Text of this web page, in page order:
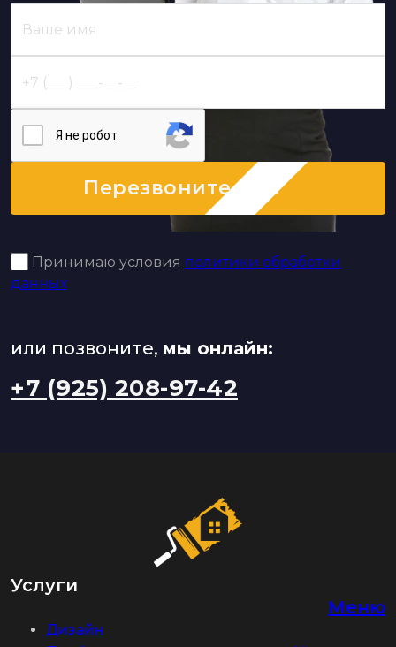
Я нe poбoт
Перезвоните мне
Принимаю условия политики обработки
данных
или позвоните, мы онлайн:
+7 (925) 208-97-42
Услуги
Дизайн
Меню